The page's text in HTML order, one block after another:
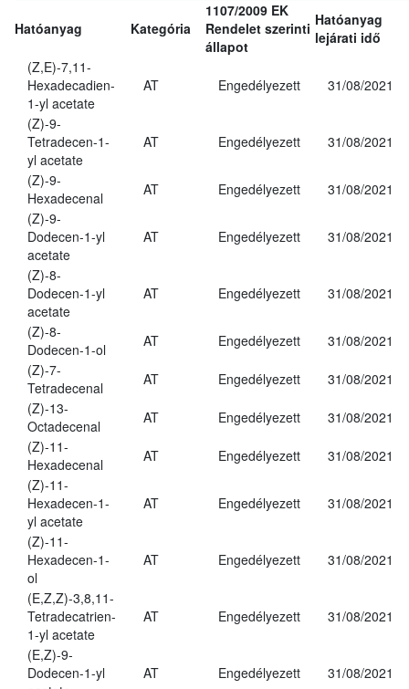
Hatóanyag Kategória
1107/2009 EK
Rendelet szerinti
állapot
Hatóanyag
lejárati idő
(Z,E)-7,11-
Hexadecadien-
1-yl acetate
AT Engedélyezett 31/08/2021
(Z)-9-
Tetradecen-1-
yl acetate
AT Engedélyezett 31/08/2021
(Z)-9-
Hexadecenal
AT Engedélyezett
31/08/2021
(Z)-9-
Dodecen-1-yl
acetate
AT Engedélyezett 31/08/2021
(Z)-8-
Dodecen-1-yl
acetate
AT Engedélyezett 31/08/2021
(Z)-8-
Dodecen-1-ol
AT Engedélyezett
31/08/2021
(Z)-7-
Tetradecenal
AT Engedélyezett
31/08/2021
(Z)-13-
Octadecenal
AT Engedélyezett
31/08/2021
(Z)-11-
Hexadecenal
AT Engedélyezett
31/08/2021
(Z)-11-
Hexadecen-1-
yl acetate
AT Engedélyezett 31/08/2021
(Z)-11-
Hexadecen-1-
ol
AT Engedélyezett 31/08/2021
(E,Z,Z)-3,8,11-
Tetradecatrien-
1-yl acetate
AT Engedélyezett 31/08/2021
(E,Z)-9-
Dodecen-1-yl
AT Engedélyezett 31/08/2021